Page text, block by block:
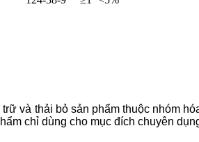
và thải bỏ sản phẩm thuộc nhóm
chỉ dùng cho mục đích chuyên